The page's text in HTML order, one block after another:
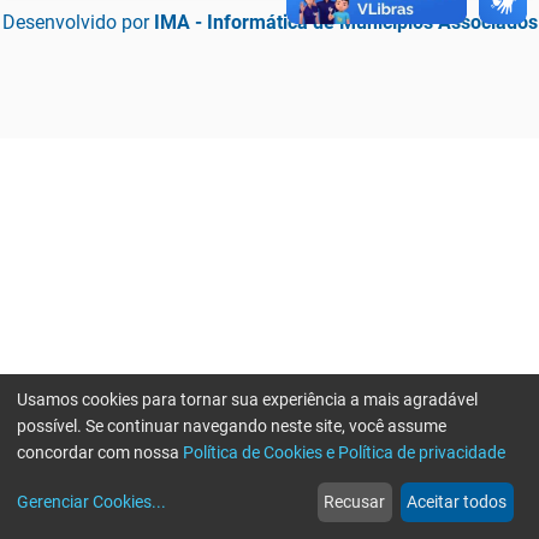
Desenvolvido por IMA - Informática de Municípios Associados
web
Notícias
more_horiz
Mais
Usamos cookies para tornar sua experiência a mais agradável
possível. Se continuar navegando neste site, você assume
concordar com nossa Política de Cookies e Política de privacidade
Gerenciar Cookies... Recusar Aceitar todos
Erro ao enviar informações, por favor tente novamente